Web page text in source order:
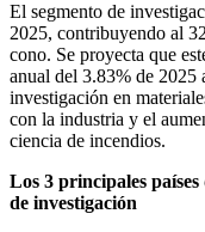
El segmento de
2025, contribuyendo al
cono. Se proyecta que
anual del 3.83% de 2025
investigación en
con la industria y el
ciencia de incendios.
Los 3 principales
de investigación